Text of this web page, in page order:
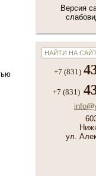
Версия
+7 (831)
+7 (831)
ул.